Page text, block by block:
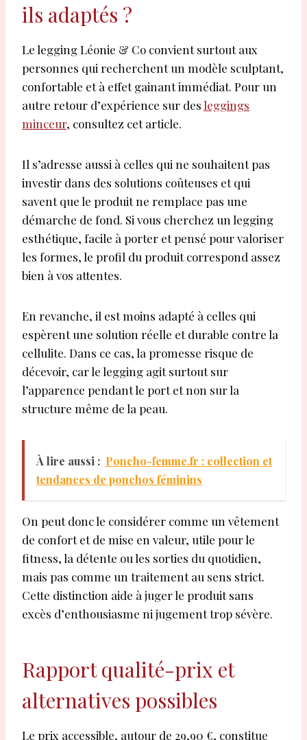
ils adaptés ?
Le legging Léonie & Co convient surtout aux
personnes qui recherchent un modèle sculptant,
confortable et à effet gainant immédiat. Pour un
autre retour d’expérience sur des leggings
minceur, consultez cet article.
Il s’adresse aussi à celles qui ne souhaitent pas
investir dans des solutions coûteuses et qui
savent que le produit ne remplace pas une
démarche de fond. Si vous cherchez un legging
esthétique, facile à porter et pensé pour valoriser
les formes, le profil du produit correspond assez
bien à vos attentes.
En revanche, il est moins adapté à celles qui
espèrent une solution réelle et durable contre la
cellulite. Dans ce cas, la promesse risque de
décevoir, car le legging agit surtout sur
l’apparence pendant le port et non sur la
structure même de la peau.
À lire aussi : Poncho-femme.fr : collection et
tendances de ponchos féminins
On peut donc le considérer comme un vêtement
de confort et de mise en valeur, utile pour le
fitness, la détente ou les sorties du quotidien,
mais pas comme un traitement au sens strict.
Cette distinction aide à juger le produit sans
excès d’enthousiasme ni jugement trop sévère.
Rapport qualité-prix et
alternatives possibles
Le prix accessible, autour de 29,90 €, constitue